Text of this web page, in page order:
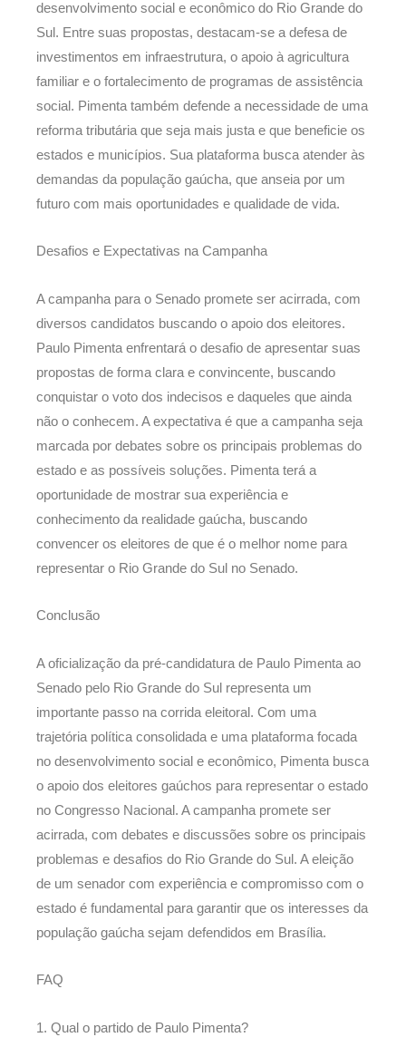
desenvolvimento social e econômico do Rio Grande do
Sul. Entre suas propostas, destacam-se a defesa de
investimentos em infraestrutura, o apoio à agricultura
familiar e o fortalecimento de programas de assistência
social. Pimenta também defende a necessidade de uma
reforma tributária que seja mais justa e que beneficie os
estados e municípios. Sua plataforma busca atender às
demandas da população gaúcha, que anseia por um
futuro com mais oportunidades e qualidade de vida.
Desafios e Expectativas na Campanha
A campanha para o Senado promete ser acirrada, com
diversos candidatos buscando o apoio dos eleitores.
Paulo Pimenta enfrentará o desafio de apresentar suas
propostas de forma clara e convincente, buscando
conquistar o voto dos indecisos e daqueles que ainda
não o conhecem. A expectativa é que a campanha seja
marcada por debates sobre os principais problemas do
estado e as possíveis soluções. Pimenta terá a
oportunidade de mostrar sua experiência e
conhecimento da realidade gaúcha, buscando
convencer os eleitores de que é o melhor nome para
representar o Rio Grande do Sul no Senado.
Conclusão
A oficialização da pré-candidatura de Paulo Pimenta ao
Senado pelo Rio Grande do Sul representa um
importante passo na corrida eleitoral. Com uma
trajetória política consolidada e uma plataforma focada
no desenvolvimento social e econômico, Pimenta busca
o apoio dos eleitores gaúchos para representar o estado
no Congresso Nacional. A campanha promete ser
acirrada, com debates e discussões sobre os principais
problemas e desafios do Rio Grande do Sul. A eleição
de um senador com experiência e compromisso com o
estado é fundamental para garantir que os interesses da
população gaúcha sejam defendidos em Brasília.
FAQ
1. Qual o partido de Paulo Pimenta?